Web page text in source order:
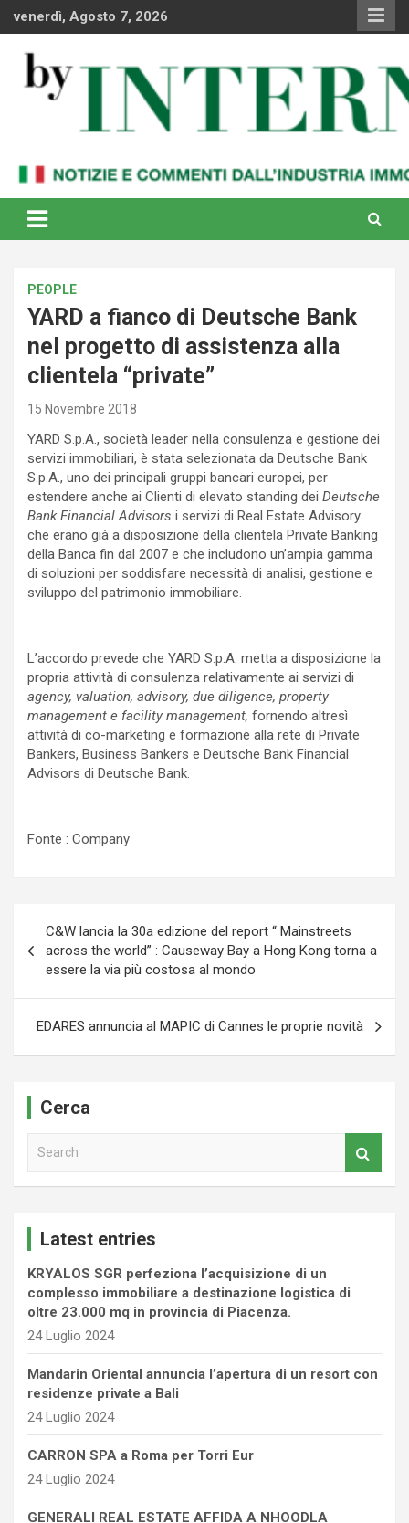
venerdì, Agosto 7, 2026
By Internews
internazionale
PEOPLE
YARD a fianco di Deutsche Bank
nel progetto di assistenza alla
clientela “private”
15 Novembre 2018
YARD S.p.A., società leader nella consulenza e gestione dei
servizi immobiliari, è stata selezionata da Deutsche Bank
S.p.A., uno dei principali gruppi bancari europei, per
estendere anche ai Clienti di elevato standing dei Deutsche
Bank Financial Advisors i servizi di Real Estate Advisory
che erano già a disposizione della clientela Private Banking
della Banca fin dal 2007 e che includono un’ampia gamma
di soluzioni per soddisfare necessità di analisi, gestione e
sviluppo del patrimonio immobiliare.
L’accordo prevede che YARD S.p.A. metta a disposizione la
propria attività di consulenza relativamente ai servizi di
agency, valuation, advisory, due diligence, property
management e facility management, fornendo altresì
attività di co-marketing e formazione alla rete di Private
Bankers, Business Bankers e Deutsche Bank Financial
Advisors di Deutsche Bank.
Fonte : Company
articoli
C&W lancia la 30a edizione del report “ Mainstreets
across the world” : Causeway Bay a Hong Kong torna a
essere la via più costosa al mondo
EDARES annuncia al MAPIC di Cannes le proprie novità
Cerca
Latest entries
KRYALOS SGR perfeziona l’acquisizione di un
complesso immobiliare a destinazione logistica di
oltre 23.000 mq in provincia di Piacenza.
24 Luglio 2024
Mandarin Oriental annuncia l’apertura di un resort con
residenze private a Bali
24 Luglio 2024
CARRON SPA a Roma per Torri Eur
24 Luglio 2024
GENERALI REAL ESTATE AFFIDA A NHOODLA